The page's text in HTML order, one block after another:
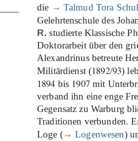
die → Talmud Tora
Gelehrtenschule des
R. studierte Klassische
Doktorarbeit über den
Alexandrinus betreute
Militärdienst (1892/93)
1894 bis 1907mit
verband ihn eine enge
Gegensatz zu Warburg
Traditionen verbunden.
Loge (→ Logenwesen)